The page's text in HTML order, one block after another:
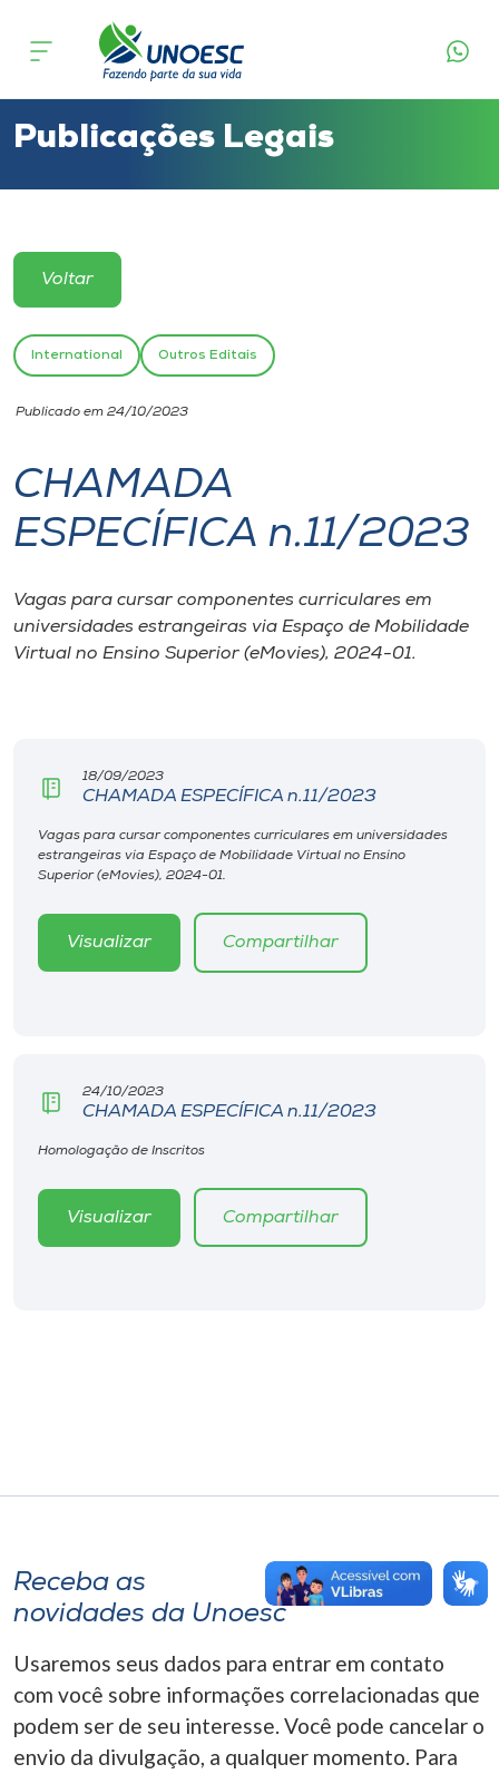
Cursos
Atendimento ao Estudante
Portal de Ensino
Unoesc
Internacionalização
I.nova
Diplomados
Editora
Rádio
Store
Selecione
Publicações Legais
Voltar
International Outros Editais
Publicado em 24/10/2023
CHAMADA
ESPECÍFICA n.11/2023
Vagas para cursar componentes curriculares em
universidades estrangeiras via Espaço de Mobilidade
Virtual no Ensino Superior (eMovies), 2024-01.
18/09/2023
CHAMADA ESPECÍFICA n.11/2023
Vagas para cursar componentes curriculares em universidades
estrangeiras via Espaço de Mobilidade Virtual no Ensino
Superior (eMovies), 2024-01.
Visualizar Compartilhar
24/10/2023
CHAMADA ESPECÍFICA n.11/2023
Homologação de Inscritos
Visualizar Compartilhar
Receba as
novidades da Unoesc
Usaremos seus dados para entrar em contato
com você sobre informações correlacionadas que
podem ser de seu interesse. Você pode cancelar o
envio da divulgação, a qualquer momento. Para